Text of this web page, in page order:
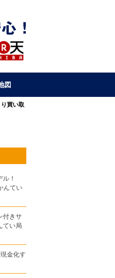
図
買い取
！
んてい
付きサ
てい局
金化す